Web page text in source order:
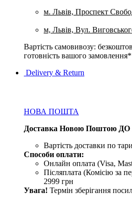
м. Львів, Проспект
м, Львів, Вул.
Вартість самовивозу:
готовність вашого замовлення*
Delivery & Return
НОВА ПОШТА
Доставка Новою Поштою
Вартість доставки по
Способи оплати:
Онлайн оплата (Visa,
Післяплата (Комісію за
2999 грн
Увага! Термін зберігання